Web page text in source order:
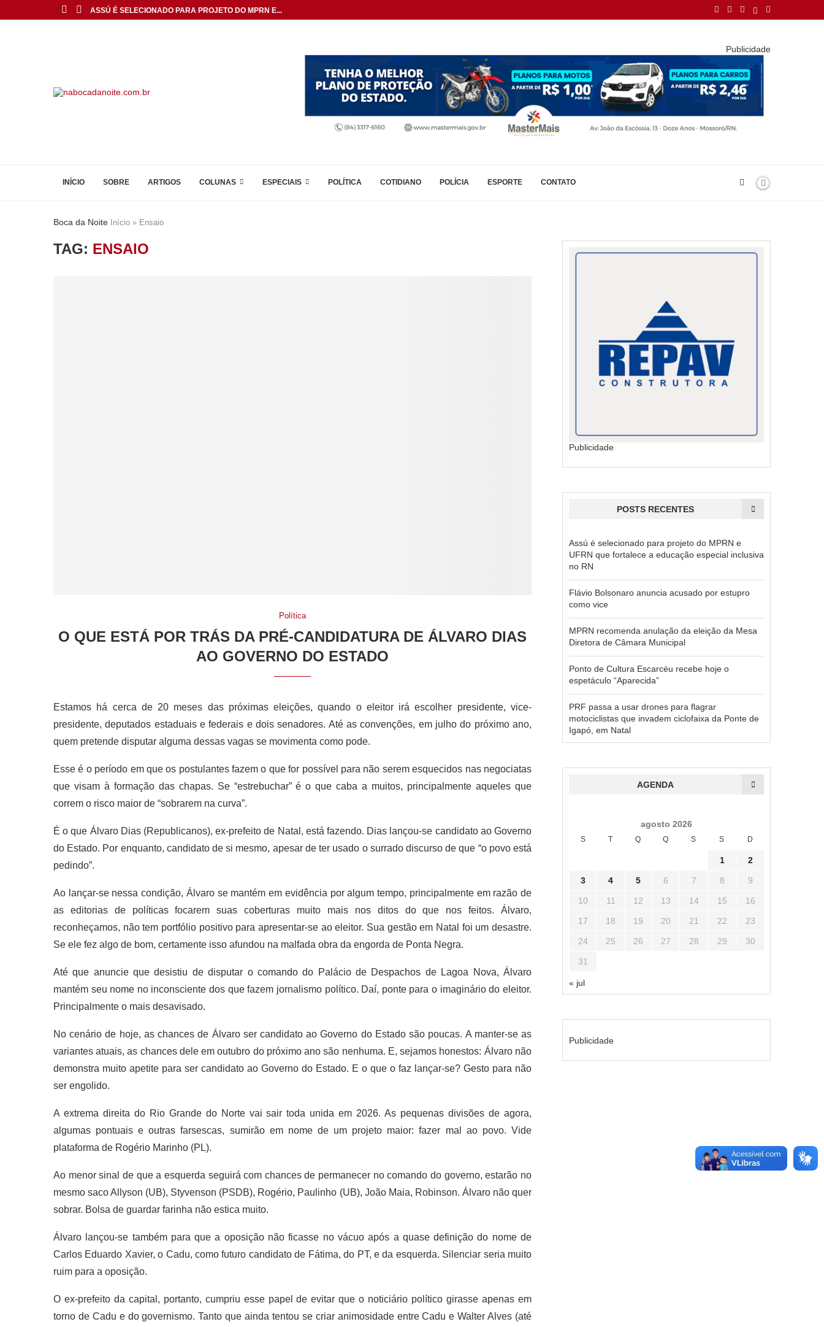
ASSÚ É SELECIONADO PARA PROJETO DO MPRN E...
Publicidade
INÍCIO SOBRE ARTIGOS COLUNAS ESPECIAIS POLÍTICA COTIDIANO POLÍCIA ESPORTE CONTATO
Boca da Noite Início » Ensaio
TAG: ENSAIO
Política
O QUE ESTÁ POR TRÁS DA PRÉ-CANDIDATURA DE ÁLVARO DIAS
AO GOVERNO DO ESTADO
Estamos há cerca de 20 meses das próximas eleições, quando o eleitor irá escolher presidente, vice-
presidente, deputados estaduais e federais e dois senadores. Até as convenções, em julho do próximo ano,
quem pretende disputar alguma dessas vagas se movimenta como pode.
Esse é o período em que os postulantes fazem o que for possível para não serem esquecidos nas negociatas
que visam à formação das chapas. Se “estrebuchar” é o que caba a muitos, principalmente aqueles que
correm o risco maior de “sobrarem na curva”.
É o que Álvaro Dias (Republicanos), ex-prefeito de Natal, está fazendo. Dias lançou-se candidato ao Governo
do Estado. Por enquanto, candidato de si mesmo, apesar de ter usado o surrado discurso de que “o povo está
pedindo”.
Ao lançar-se nessa condição, Álvaro se mantém em evidência por algum tempo, principalmente em razão de
as editorias de políticas focarem suas coberturas muito mais nos ditos do que nos feitos. Álvaro,
reconheçamos, não tem portfólio positivo para apresentar-se ao eleitor. Sua gestão em Natal foi um desastre.
Se ele fez algo de bom, certamente isso afundou na malfada obra da engorda de Ponta Negra.
Até que anuncie que desistiu de disputar o comando do Palácio de Despachos de Lagoa Nova, Álvaro
mantém seu nome no inconsciente dos que fazem jornalismo político. Daí, ponte para o imaginário do eleitor.
Principalmente o mais desavisado.
No cenário de hoje, as chances de Álvaro ser candidato ao Governo do Estado são poucas. A manter-se as
variantes atuais, as chances dele em outubro do próximo ano são nenhuma. E, sejamos honestos: Álvaro não
demonstra muito apetite para ser candidato ao Governo do Estado. E o que o faz lançar-se? Gesto para não
ser engolido.
A extrema direita do Rio Grande do Norte vai sair toda unida em 2026. As pequenas divisões de agora,
algumas pontuais e outras farsescas, sumirão em nome de um projeto maior: fazer mal ao povo. Vide
plataforma de Rogério Marinho (PL).
Ao menor sinal de que a esquerda seguirá com chances de permanecer no comando do governo, estarão no
mesmo saco Allyson (UB), Styvenson (PSDB), Rogério, Paulinho (UB), João Maia, Robinson. Álvaro não quer
sobrar. Bolsa de guardar farinha não estica muito.
Álvaro lançou-se também para que a oposição não ficasse no vácuo após a quase definição do nome de
Carlos Eduardo Xavier, o Cadu, como futuro candidato de Fátima, do PT, e da esquerda. Silenciar seria muito
ruim para a oposição.
O ex-prefeito da capital, portanto, cumpriu esse papel de evitar que o noticiário político girasse apenas em
torno de Cadu e do governismo. Tanto que ainda tentou se criar animosidade entre Cadu e Walter Alves (até
Publicidade
POSTS RECENTES
Assú é selecionado para projeto do MPRN e
UFRN que fortalece a educação especial inclusiva
no RN
Flávio Bolsonaro anuncia acusado por estupro
como vice
MPRN recomenda anulação da eleição da Mesa
Diretora de Câmara Municipal
Ponto de Cultura Escarcéu recebe hoje o
espetáculo “Aparecida”
PRF passa a usar drones para flagrar
motociclistas que invadem ciclofaixa da Ponte de
Igapó, em Natal
AGENDA
agosto 2026
S T Q Q S S D
1 2
3 4 5 6 7 8 9
10 11 12 13 14 15 16
17 18 19 20 21 22 23
24 25 26 27 28 29 30
31
« jul
Publicidade